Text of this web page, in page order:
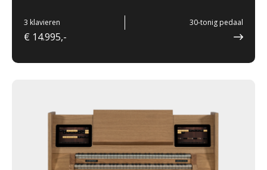
3 klavieren 30-tonig pedaal
€ 14.995,-